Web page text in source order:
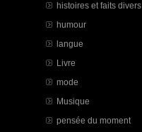
histoires et faits divers
humour
langue
Livre
mode
Musique
pensée du moment